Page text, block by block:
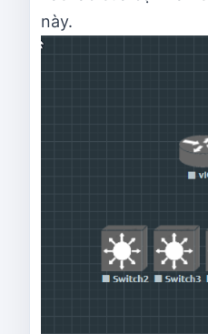
này.